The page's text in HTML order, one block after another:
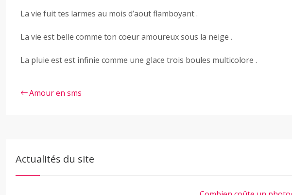
La vie fuit tes larmes au mois d’aout flamboyant .
La vie est belle comme ton coeur amoureux sous la neige .
La pluie est est infinie comme une glace trois boules multicolore .
Amour en sms
Actualités du site